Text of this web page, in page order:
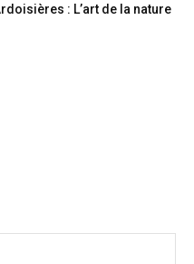
: L’art de la nature